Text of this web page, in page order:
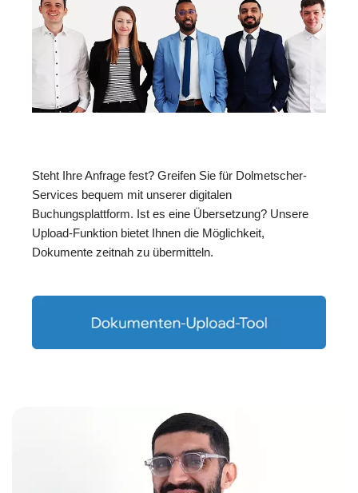
Steht Ihre Anfrage fest? Greifen Sie für Dolmetscher-
Services bequem mit unserer digitalen
Buchungsplattform. Ist es eine Übersetzung? Unsere
Upload-Funktion bietet Ihnen die Möglichkeit,
Dokumente zeitnah zu übermitteln.